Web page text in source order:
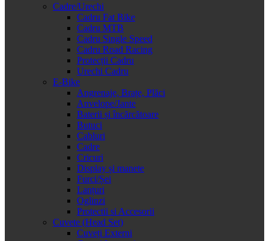
Cadre/Urechi
Cadru Fat Bike
Cadru MTB
Cadru Single Speed
Cadru Road Racing
Protecții Cadru
Urechi Cadru
E-Bike
Angrenaje, Brațe, Plăci
Anvelope/Jante
Baterii și încărcătoare
Butuci
Cabluri
Cadre
Cricuri
Display și manete
Furci/Șei
Lanțuri
Oglinzi
Protectii si Accesorii
Cuvete (Head Set)
Cuveți Externi